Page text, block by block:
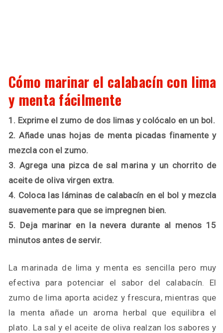
Cómo marinar el calabacín con lima
y menta fácilmente
1. Exprime el zumo de dos limas y colócalo en un bol.
2. Añade unas hojas de menta picadas finamente y
mezcla con el zumo.
3. Agrega una pizca de sal marina y un chorrito de
aceite de oliva virgen extra.
4. Coloca las láminas de calabacín en el bol y mezcla
suavemente para que se impregnen bien.
5. Deja marinar en la nevera durante al menos 15
minutos antes de servir.
La marinada de lima y menta es sencilla pero muy
efectiva para potenciar el sabor del calabacín. El
zumo de lima aporta acidez y frescura, mientras que
la menta añade un aroma herbal que equilibra el
plato. La sal y el aceite de oliva realzan los sabores y